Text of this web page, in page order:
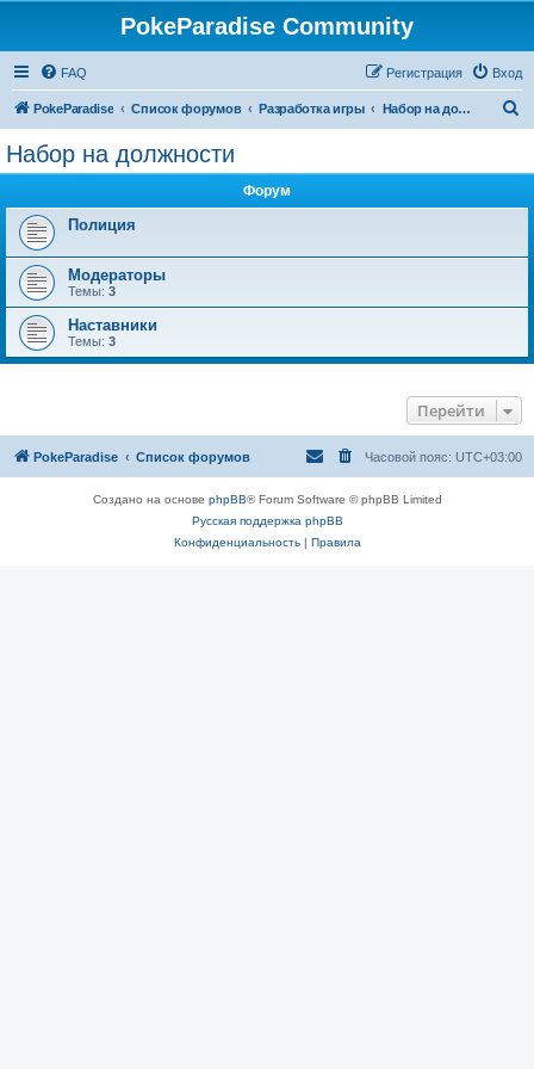
PokeParadise Community
FAQ Вход
Регистрация
PokeParadise Список форумов Разработка игры Набор на должности
Набор на должности
Форум
Полиция
Модераторы
Темы: 3
Наставники
Темы: 3
Перейти
PokeParadise Список форумов Часовой пояс: UTC+03:00
Создано на основе phpBB® Forum Software © phpBB Limited
Русская поддержка phpBB
Конфиденциальность| Правила